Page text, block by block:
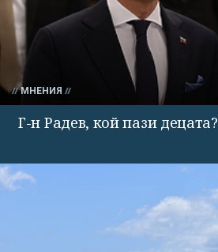
МНЕНИЯ
Г-н Радев, кой пази децата?